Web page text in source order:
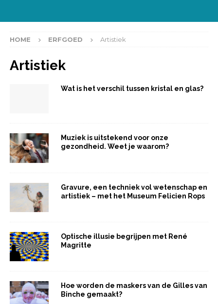
HOME ERFGOED Artistiek
Artistiek
Wat is het verschil tussen kristal en glas?
Muziek is uitstekend voor onze
gezondheid. Weet je waarom?
Gravure, een techniek vol wetenschap en
artistiek – met het Museum Felicien Rops
Optische illusie begrijpen met René
Magritte
Hoe worden de maskers van de Gilles van
Binche gemaakt?